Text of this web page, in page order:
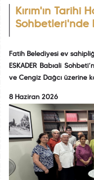
Kırım'ın Tarihî
Sohbetleri'nde
Fatih Belediyesi ev
ESKADER Babıali
ve Cengiz Dağcı üzerine
8 Haziran 2026